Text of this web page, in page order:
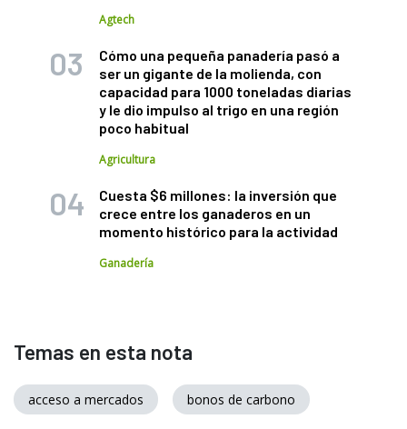
Agtech
Cómo una pequeña panadería pasó a
ser un gigante de la molienda, con
capacidad para 1000 toneladas diarias
y le dio impulso al trigo en una región
poco habitual
Agricultura
Cuesta $6 millones: la inversión que
crece entre los ganaderos en un
momento histórico para la actividad
Ganadería
Temas en esta nota
acceso a mercados bonos de carbono